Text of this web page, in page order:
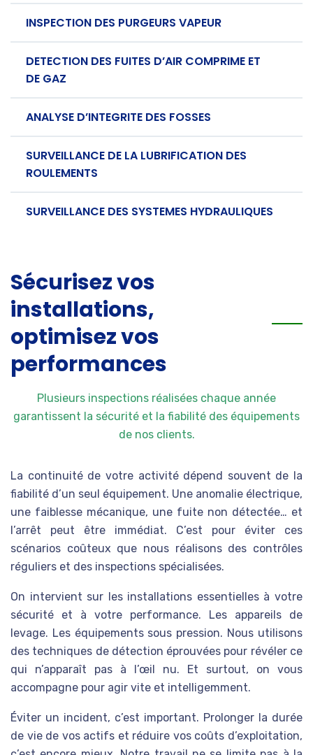
INSPECTION DES PURGEURS VAPEUR
DETECTION DES FUITES D’AIR COMPRIME ET
DE GAZ
ANALYSE D’INTEGRITE DES FOSSES
SURVEILLANCE DE LA LUBRIFICATION DES
ROULEMENTS
SURVEILLANCE DES SYSTEMES HYDRAULIQUES
Sécurisez vos
installations,
optimisez vos
performances
Plusieurs inspections réalisées chaque année
garantissent la sécurité et la fiabilité des équipements
de nos clients.
La continuité de votre activité dépend souvent de la
fiabilité d’un seul équipement. Une anomalie électrique,
une faiblesse mécanique, une fuite non détectée… et
l’arrêt peut être immédiat. C’est pour éviter ces
scénarios coûteux que nous réalisons des contrôles
réguliers et des inspections spécialisées.
On intervient sur les installations essentielles à votre
sécurité et à votre performance. Les appareils de
levage. Les équipements sous pression. Nous utilisons
des techniques de détection éprouvées pour révéler ce
qui n’apparaît pas à l’œil nu. Et surtout, on vous
accompagne pour agir vite et intelligemment.
Éviter un incident, c’est important. Prolonger la durée
de vie de vos actifs et réduire vos coûts d’exploitation,